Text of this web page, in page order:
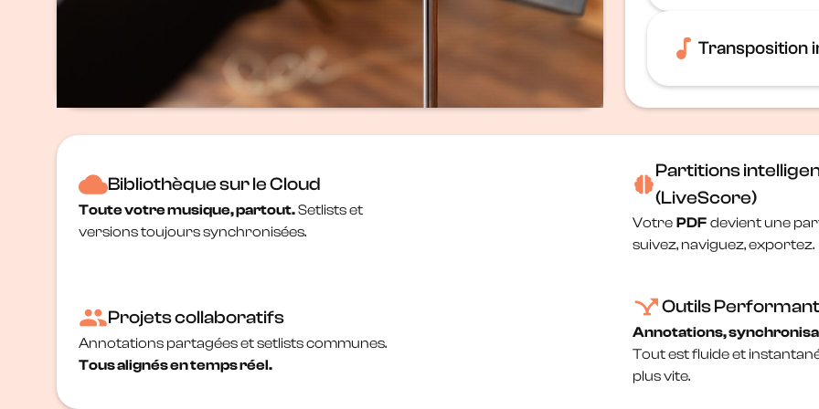
travaillez
pour
Transposition
Réécrivez votre
clic, prête à jouer.
Bibliothèque sur le Cloud
Toute votre musique, partout.Setlists et
versions toujours synchronisées.
Partitions
(LiveScore)
Votre PDF devient une
suivez, naviguez, exportez.
Projets collaboratifs
Annotations partagées et setlists communes.
Tous alignés en temps réel.
Outils
Annotations,
Tout est fluide et
plus vite.